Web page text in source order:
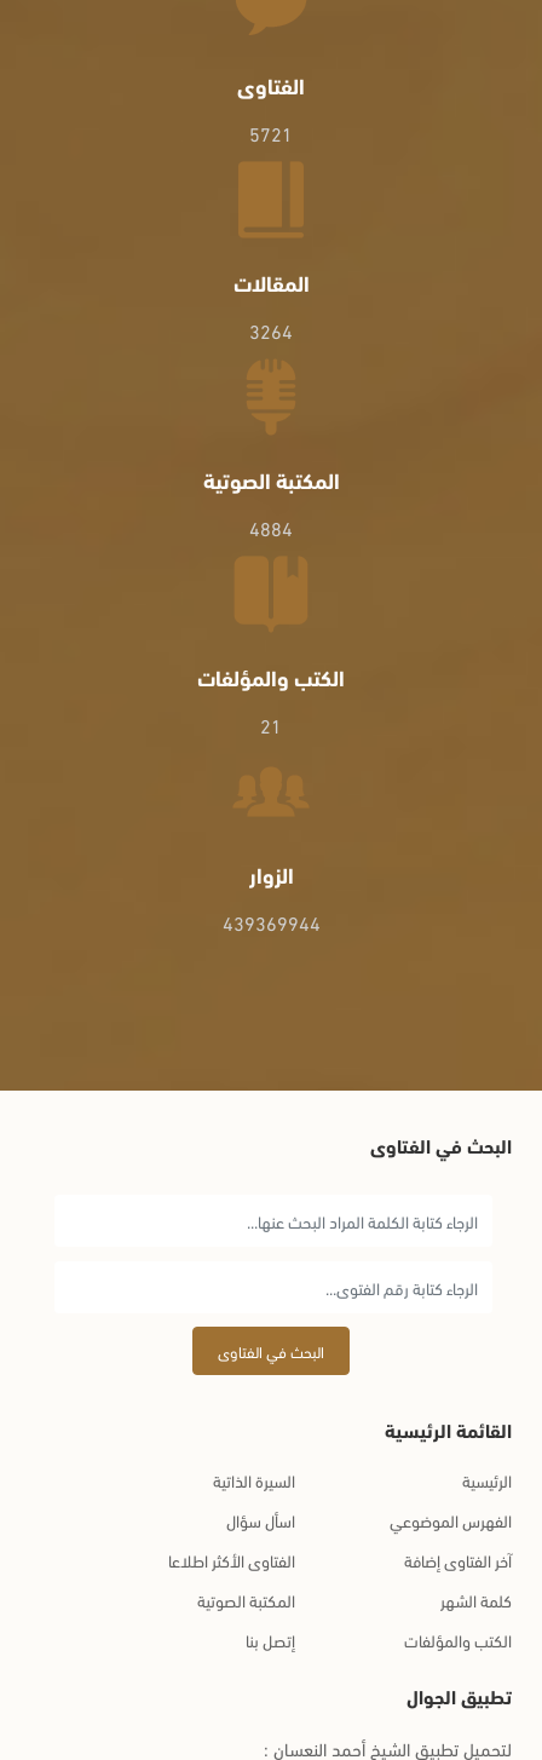
الفتاوى
5721
المقالات
3264
المكتبة الصوتية
4884
الكتب والمؤلفات
21
الزوار
439369944
البحث في الفتاوى
البحث في الفتاوى
القائمة الرئيسية
الرئيسية
السيرة الذاتية
الفهرس الموضوعي
اسأل سؤال
آخر الفتاوى إضافة
الفتاوى الأكثر اطلاعا
كلمة الشهر
المكتبة الصوتية
الكتب والمؤلفات
إتصل بنا
تطبيق الجوال
لتحميل تطبيق الشيخ أحمد النعسان :